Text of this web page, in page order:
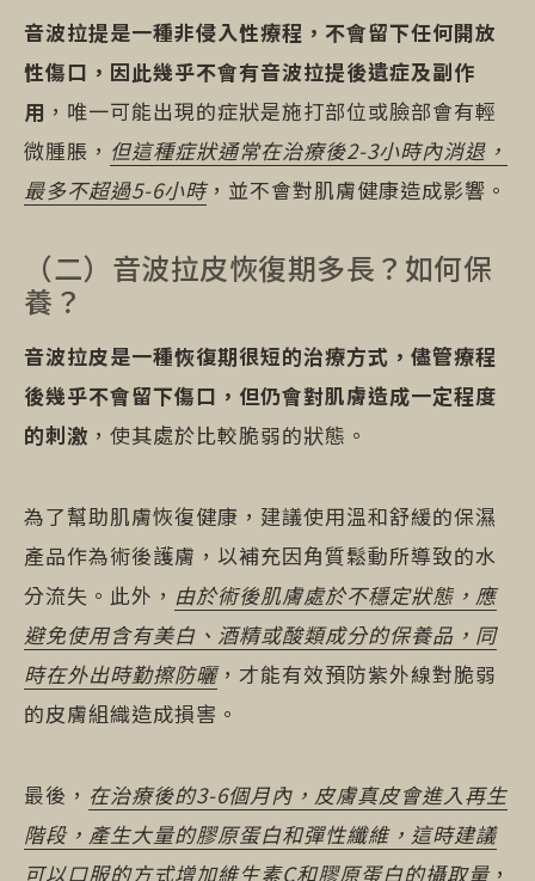
音波拉提是一種非侵入性療程，不會留下任何開放
性傷口，因此幾乎不會有音波拉提後遺症及副作
用 ，唯一可能出現的症狀是施打部位或臉部會有輕
微腫脹， 但這種症狀通常在治療後2-3小時內消退，
最多不超過5-6小時，並不會對肌膚健康造成影響。
（二）音波拉皮恢復期多長？如何保
養？
音波拉皮是一種恢復期很短的治療方式，儘管療程
後幾乎不會留下傷口，但仍會對肌膚造成一定程度
的刺激 ，使其處於比較脆弱的狀態。
為了幫助肌膚恢復健康，建議使用溫和舒緩的保濕
產品作為術後護膚，以補充因角質鬆動所導致的水
分流失。此外， 由於術後肌膚處於不穩定狀態，應
避免使用含有美白、酒精或酸類成分的保養品，同
時在外出時勤擦防曬，才能有效預防紫外線對脆弱
的皮膚組織造成損害。
最後， 在治療後的3-6個月內，皮膚真皮會進入再生
階段，產生大量的膠原蛋白和彈性纖維，這時建議
可以口服的方式增加維生素C和膠原蛋白的攝取量，